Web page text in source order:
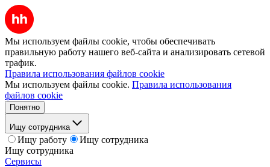
Мы используем файлы cookie, чтобы обеспечивать
правильную работу нашего веб-сайта и анализировать сетевой
трафик.
Правила использования файлов cookie
Мы используем файлы cookie. Правила использования
файлов cookie
Понятно
Ищу сотрудника
Ищу работу
Ищу сотрудника
Ищу сотрудника
Сервисы